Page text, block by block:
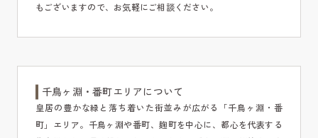
もございますので、お気軽にご相談ください。
千鳥ヶ淵・番町エリアについて
皇居の豊かな緑と落ち着いた街並みが広がる「千鳥ヶ淵・番
町」エリア。千鳥ヶ淵や番町、麹町を中心に、都心を代表する